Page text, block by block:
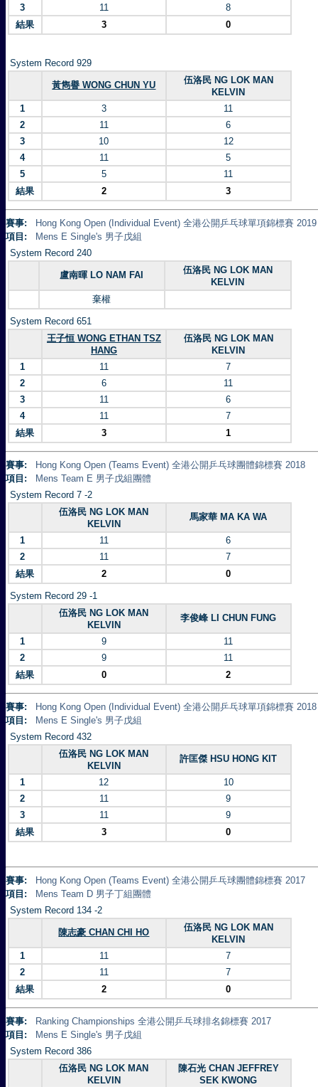
3 11
8
結果
3 0
System Record 929
黃雋譽 WONG CHUN YU
伍洛民 NG LOK MAN
KELVIN
1
3
11
2
11
6
3
10
12
4
11
5
5
5
11
結果
2 3
賽事:
Hong Kong Open (Individual Event) 全港公開乒乓球單項錦標賽 2019
項目:
Mens E Single's 男子戊組
System Record 240
盧南暉 LO NAM FAI
伍洛民 NG LOK MAN
KELVIN
棄權
System Record 651
王子恒 WONG ETHAN TSZ
HANG
伍洛民 NG LOK MAN
KELVIN
1
11
7
2
6
11
3
11
6
4
11
7
結果
3 1
賽事:
Hong Kong Open (Teams Event) 全港公開乒乓球團體錦標賽 2018
項目:
Mens Team E 男子戊組團體
System Record 7 -2
伍洛民 NG LOK MAN
KELVIN
馬家華 MA KA WA
1 11
6
2
11
7
結果
2 0
System Record 29 -1
伍洛民 NG LOK MAN
KELVIN
李俊峰 LI CHUN FUNG
1 9
11
2
9
11
結果
0 2
賽事:
Hong Kong Open (Individual Event) 全港公開乒乓球單項錦標賽 2018
項目:
Mens E Single's 男子戊組
System Record 432
伍洛民 NG LOK MAN
KELVIN
許匡傑 HSU HONG KIT
1 12
10
2
11
9
3
11
9
結果
3 0
賽事:
Hong Kong Open (Teams Event) 全港公開乒乓球團體錦標賽 2017
項目:
Mens Team D 男子丁組團體
System Record 134 -2
陳志豪 CHAN CHI HO
伍洛民 NG LOK MAN
KELVIN
1
11
7
2
11
7
結果
2 0
賽事:
Ranking Championships 全港公開乒乓球排名錦標賽 2017
項目:
Mens E Single's 男子戊組
System Record 386
伍洛民 NG LOK MAN
KELVIN
陳石光 CHAN JEFFREY
SEK KWONG